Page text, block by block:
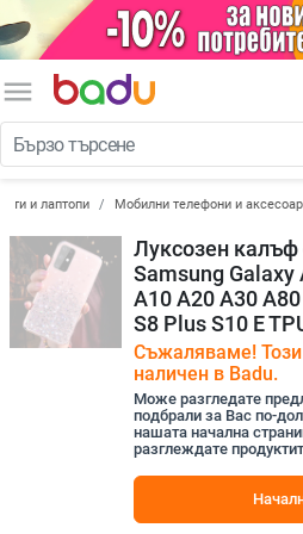
menu
и лаптопи Мобилни телефони и
Луксозен калъф
Samsung Galaxy
A10 A20 A30
S8 Plus S10 E
Съжаляваме! Този
наличен в Badu.
Може разгледате
подбрали за Вас по-
нашата начална
разглеждате